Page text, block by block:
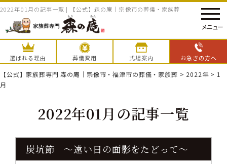
2022年01月の記事一覧 | 【公式】森の庵｜宗像市の葬儀・家族葬
選ばれる理由 葬儀費用 式場案内 お急ぎの方へ
メニュー
【公式】家族葬専門 森の庵｜宗像市・福津市の葬儀・家族葬 > 2022年> 1
月
2022年01月の記事一覧
炭坑節 〜遠い日の面影をたどって〜